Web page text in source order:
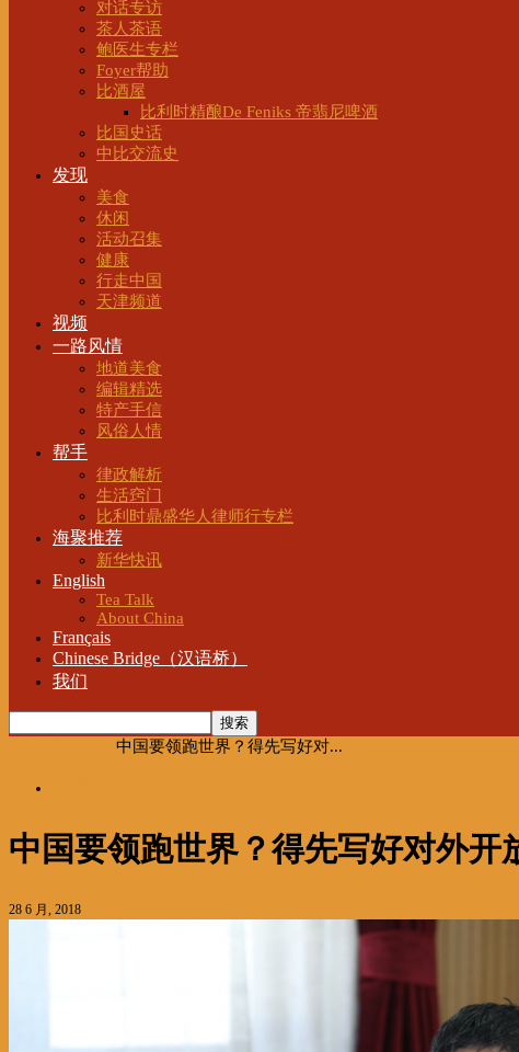
对话专访
茶人茶语
鲍医生专栏
Foyer帮助
比酒屋
比利时精酿De Feniks 帝翡尼啤酒
比国史话
中比交流史
发现
美食
休闲
活动召集
健康
行走中国
天津频道
视频
一路风情
地道美食
编辑精选
特产手信
风俗人情
帮手
律政解析
生活窍门
比利时鼎盛华人律师行专栏
海聚推荐
新华快讯
English
Tea Talk
About China
Français
Chinese Bridge（汉语桥）
我们
中国要领跑世界？得先写好对...
中国要领跑世界？得先写好对外开
28 6 月, 2018